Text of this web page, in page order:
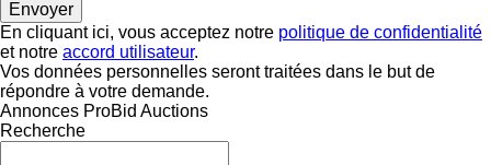
En cliquant ici, vous acceptez notre politique de confidentialité
et notre accord utilisateur.
Vos données personnelles seront traitées dans le but de
répondre à votre demande.
Annonces ProBid Auctions
Recherche